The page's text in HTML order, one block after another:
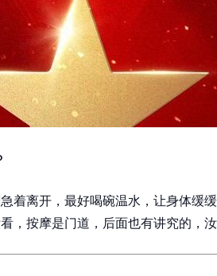
着离开，最好喝碗温水，让身体缓
，按摩是门道，后面也有讲究的，